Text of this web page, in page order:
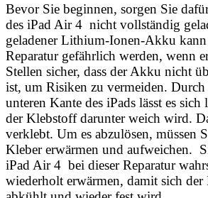
Bevor Sie beginnen, sorgen Sie
des iPad Air 4 nicht vollständig
geladener Lithium-Ionen-Akku
Reparatur gefährlich werden, wenn
Stellen sicher, dass der Akku nicht
ist, um Risiken zu vermeiden. Durch
unteren Kante des iPads lässt es
der Klebstoff darunter weich wird.
verklebt. Um es abzulösen, müssen
Kleber erwärmen und aufweichen.
iPad Air 4 bei dieser Reparatur
wiederholt erwärmen, damit sich